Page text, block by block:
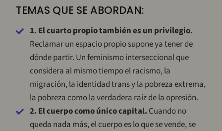
TEMAS QUE SE ABORDAN:
1. El cuarto propio también es un privilegio.
Reclamar un espacio propio supone ya tener de
dónde partir. Un feminismo interseccional que
considera al mismo tiempo el racismo, la
migración, la identidad trans y la pobreza extrema,
la pobreza como la verdadera raíz de la opresión.
2. El cuerpo como único capital. Cuando no
queda nada más, el cuerpo es lo que se vende, se